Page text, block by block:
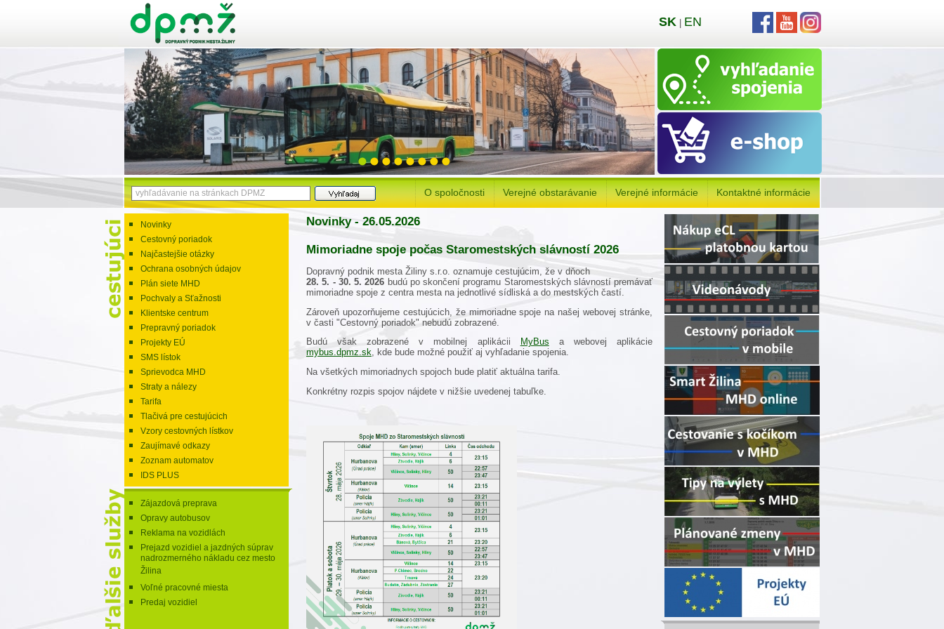
O spoločnosti Verejné obstarávanie Verejné informácie Kontaktné informácie
Novinky
Cestovný poriadok
Najčastejšie otázky
Ochrana osobných údajov
Plán siete MHD
Pochvaly a Sťažnosti
Klientske centrum
Prepravný poriadok
Projekty EÚ
SMS lístok
Sprievodca MHD
Straty a nálezy
Tarifa
Tlačivá pre cestujúcich
Vzory cestovných lístkov
Zaujímavé odkazy
Zoznam automatov
IDS PLUS
Zájazdová preprava
Opravy autobusov
Reklama na vozidlách
Prejazd vozidiel a jazdných súprav
nadrozmerného nákladu cez mesto
Žilina
Voľné pracovné miesta
Predaj vozidiel
Novinky - 26.05.2026
Mimoriadne spoje počas Staromestských slávností 2026
Dopravný podnik mesta Žiliny s.r.o. oznamuje cestujúcim, že v dňoch
28. 5. - 30. 5. 2026 budú po skončení programu Staromestských slávností premávať
mimoriadne spoje z centra mesta na jednotlivé sídliská a do mestských častí.
Zároveň upozorňujeme cestujúcich, že mimoriadne spoje na našej webovej stránke,
v časti "Cestovný poriadok" nebudú zobrazené.
Budú však zobrazené v mobilnej aplikácii
MyBus a webovej aplikácie
mybus.dpmz.sk, kde bude možné použiť aj vyhľadanie spojenia.
Na všetkých mimoriadnych spojoch bude platiť aktuálna tarifa.
Konkrétny rozpis spojov nájdete v nižšie uvedenej tabuľke.
SK EN